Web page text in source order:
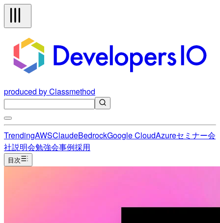
produced by Classmethod
TrendingAWSClaudeBedrockGoogle CloudAzureセミナー会
社説明会勉強会事例採用
目次